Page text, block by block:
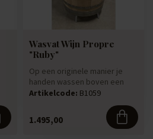
Wasvat Wijn Propre
"Ruby"
Op een originele manier je
handen wassen boven een
origineel wijnvat! Door het h...
Artikelcode: B1059
1.495,00